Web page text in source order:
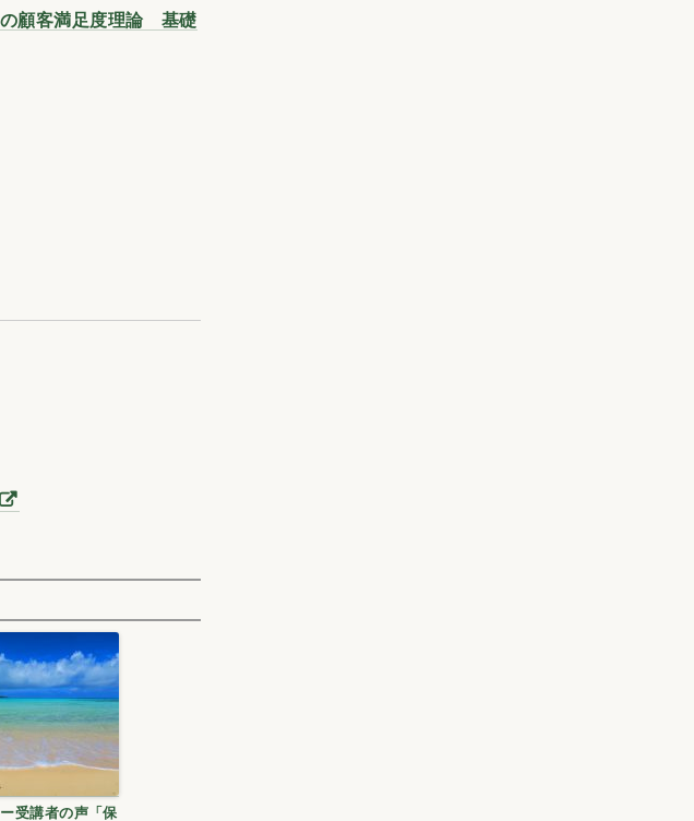
顧客満足度理論 基礎
受講者の声「保